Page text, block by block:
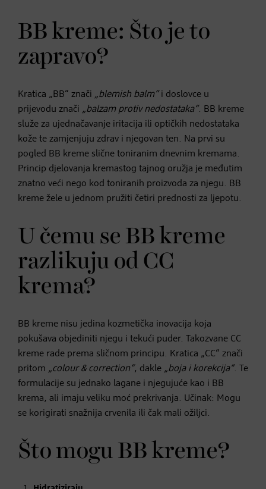
BB kreme: Što je to
zapravo?
Kratica „BB“ znači „blemish balm“i doslovce u
prijevodu znači „balzam protiv nedostataka“. BB kreme
služe za ujednačavanje iritacija ili optičkih nedostataka
kože te zamjenjuju zdrav i njegovan ten. Na prvi su
pogled BB kreme slične toniranim dnevnim kremama.
Princip djelovanja kremastog tajnog oružja je međutim
znatno veći nego kod toniranih proizvoda za njegu. BB
kreme žele u jednom pružiti četiri prednosti za ljepotu.
U čemu se BB kreme
razlikuju od CC
krema?
BB kreme nisu jedina kozmetička inovacija koja
pokušava objediniti njegu i tekući puder. Takozvane CC
kreme rade prema sličnom principu. Kratica „CC“ znači
pritom „colour & correction“, dakle „boja i korekcija“. Te
formulacije su jednako lagane i njegujuće kao i BB
krema, ali imaju veliku moć prekrivanja. Učinak: Mogu
se korigirati snažnija crvenila ili čak mali ožiljci.
Što mogu BB kreme?